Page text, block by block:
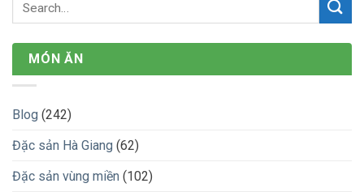
MÓN ĂN
Blog (242)
Đặc sản Hà Giang (62)
Đặc sản vùng miền (102)